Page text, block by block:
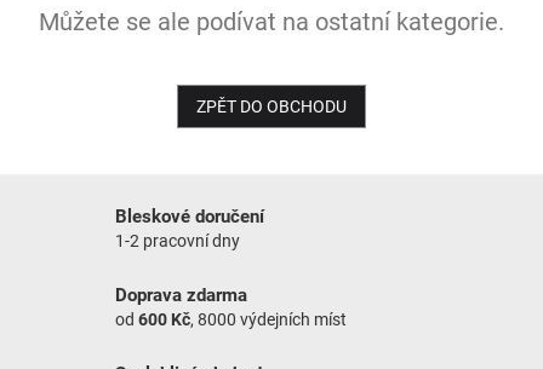
Můžete se ale podívat na ostatní kategorie.
ZPĚT DO OBCHODU
Bleskové doručení
1-2 pracovní dny
Doprava zdarma
od 600 Kč, 8000 výdejních míst